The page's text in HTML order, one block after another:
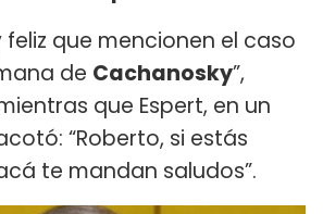
feliz que mencionen el caso
de Cachanosky”,
que Espert, en un
“Roberto, si estás
te mandan saludos”.